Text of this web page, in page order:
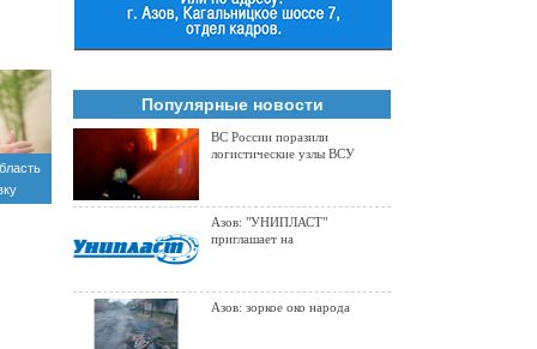
Популярные новости
ВС России поразили
логистические узлы ВСУ
Азов: "УНИПЛАСТ"
приглашает на
Азов: зоркое око народа